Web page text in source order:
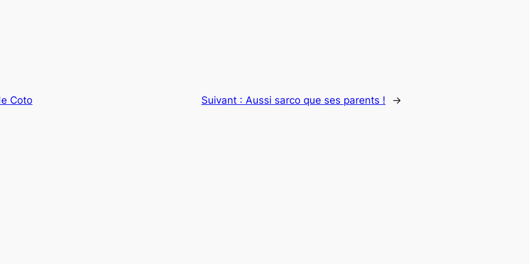
Coto Suivant : Aussi sarco que ses parents ! →